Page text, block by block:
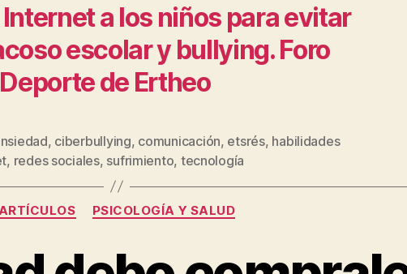
a los niños para evitar
escolar y bullying. Foro
de Ertheo
, ciberbullying, comunicación, etsrés, habilidades
, redes sociales, sufrimiento, tecnología
ARTÍCULOS PSICOLOGÍA Y SALUD